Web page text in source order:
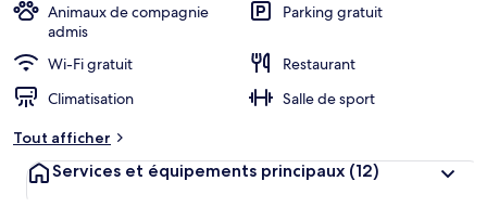
Animaux de compagnie
admis
Parking gratuit
Wi-Fi gratuit
Restaurant
Climatisation
Salle de sport
Tout afficher
Services et équipements principaux (12)